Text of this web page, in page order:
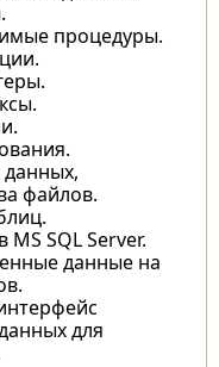
процедуры.
данных,
файлов.
SQL Server.
данные на
для